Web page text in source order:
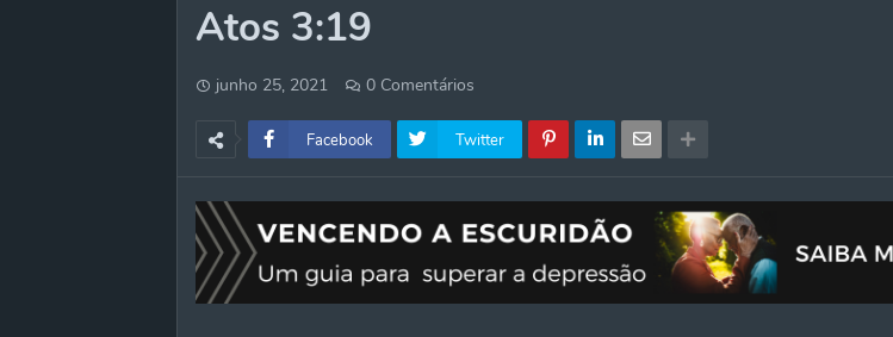
Atos 3:19
junho 25, 2021 0 Comentários
Facebook Twitter